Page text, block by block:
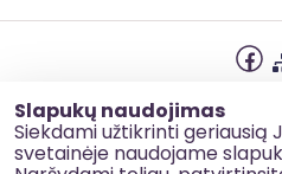
Slapukų naudojimas
Siekdami užtikrinti geriausią
svetainėje naudojame
Slapukų naudojimas
Korupcijos prevencija